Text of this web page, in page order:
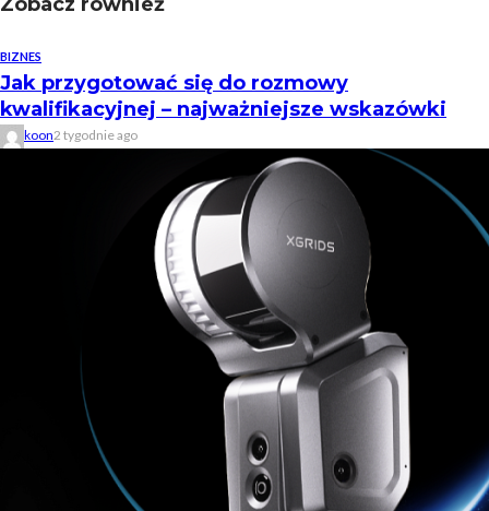
BIZNES
Jak przygotować się do rozmowy
kwalifikacyjnej – najważniejsze wskazówki
koon2 tygodnie ago